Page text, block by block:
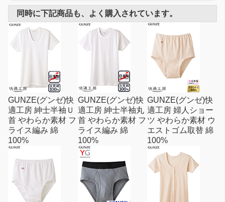
同時に下記商品も、よく購入されています。
GUNZE(グンゼ)快
適工房 紳士半袖Ｕ
首 やわらか素材 フ
ライス編み 綿
100%
GUNZE(グンゼ)快
適工房 紳士半袖丸
首 やわらか素材 フ
ライス編み 綿
100%
GUNZE(グンゼ)快
適工房 婦人ショー
ツ やわらか素材 ウ
エストゴム取替 綿
100%